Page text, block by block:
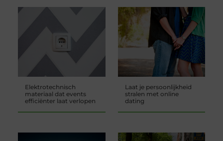
Elektrotechnisch
materiaal dat events
efficiënter laat verlopen
Laat je persoonlijkheid
stralen met online
dating